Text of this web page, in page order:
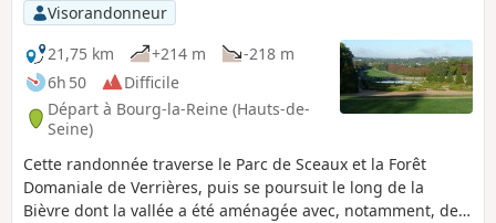
Visorandonneur
21,75 km
+214 m
-218 m
6h 50
Difficile
Départ à Bourg-la-Reine (Hauts-de-
Seine)
Cette randonnée traverse le Parc de Sceaux et la Forêt
Domaniale de Verrières, puis se poursuit le long de la
Bièvre dont la vallée a été aménagée avec, notamment, de